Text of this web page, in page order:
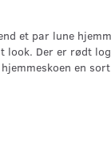
et par lune
Der er rødt
en